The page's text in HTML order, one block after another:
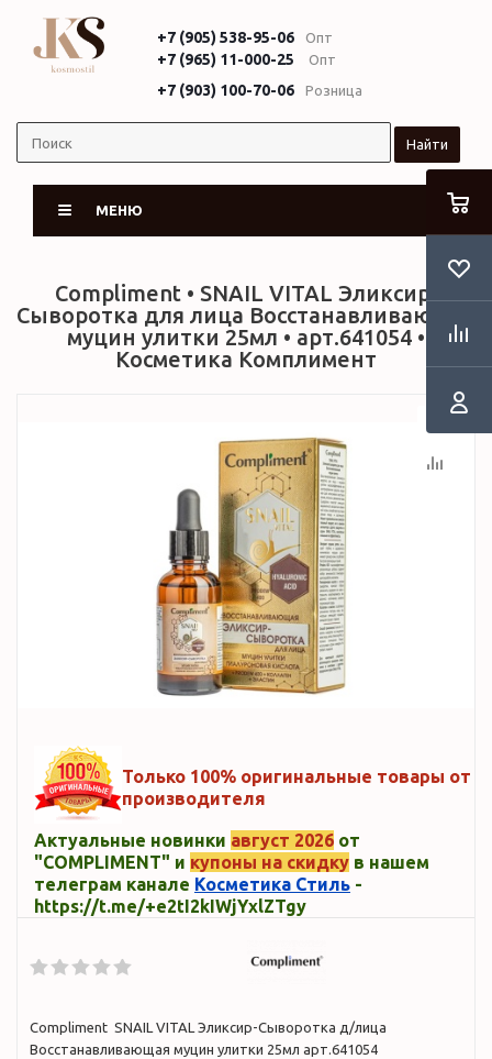
+7 (905) 538-95-06 Опт
+7 (965) 11-000-25 Опт
+7 (903) 100-70-06 Розница
Найти
МЕНЮ
Compliment • SNAIL VITAL Эликсир-
Сыворотка для лица Восстанавливающая
муцин улитки 25мл • арт.641054 •
Косметика Комплимент
Только 100% оригинальные товары от
производителя
Актуальные новинки август 2026 от
"COMPLIMENT" и купоны на скидку в нашем
телеграм канале Косметика Стиль -
https://t.me/+e2tI2kIWjYxlZTgy
Compliment SNAIL VITAL Эликсир-Сыворотка д/лица
Восстанавливающая муцин улитки 25мл арт.641054